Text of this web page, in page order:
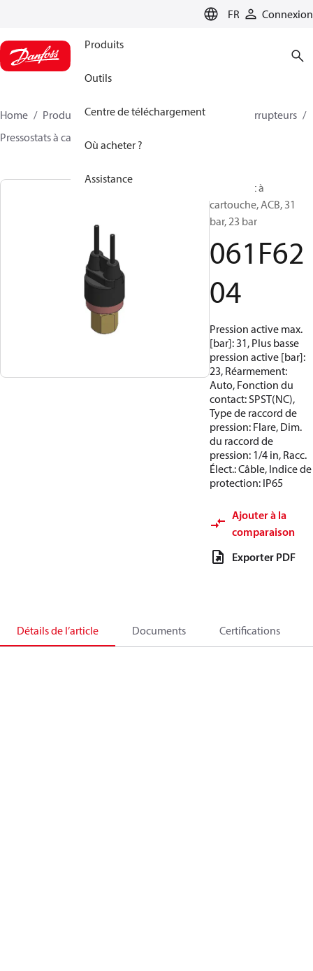
FR Connexion
Produits
Outils
Centre de téléchargement
Où acheter ?
Assistance
Home Produits Climate Solutions - cooling
Interrupteurs
Pressostats à cartouche
Pressostat à
cartouche, ACB, 31
bar, 23 bar
061F62
04
Pression active max.
[bar]: 31, Plus basse
pression active [bar]:
23, Réarmement:
Auto, Fonction du
contact: SPST(NC),
Type de raccord de
pression: Flare, Dim.
du raccord de
pression: 1/4 in, Racc.
Élect.: Câble, Indice de
protection: IP65
Ajouter à la
comparaison
Exporter PDF
Détails de l’article Documents Certifications